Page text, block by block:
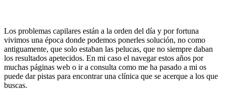
Los problemas capilares están a la orden del día y por fortuna
vivimos una época donde podemos ponerles solución, no como
antiguamente, que solo estaban las pelucas, que no siempre daban
los resultados apetecidos. En mi caso el navegar estos años por
muchas páginas web o ir a consulta como me ha pasado a mi os
puede dar pistas para encontrar una clínica que se acerque a los que
buscas.